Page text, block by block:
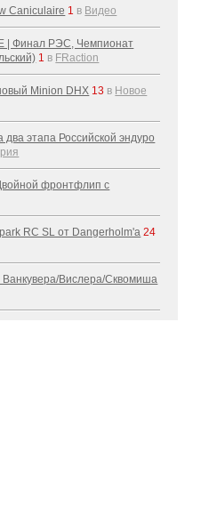
Caniculaire 1 в Видео
| Финал РЭС, Чемпионат
1 в FRaction
Minion DHX 13 в Новое
два этапа Российской эндуро
фронтфлип с
RC SL от Dangerholm'a 24
Ванкувера/Вислера/Сквомиша